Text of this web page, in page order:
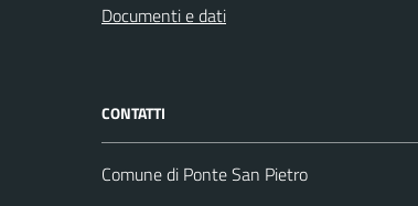
Documenti e dati
CONTATTI
Comune di Ponte San Pietro